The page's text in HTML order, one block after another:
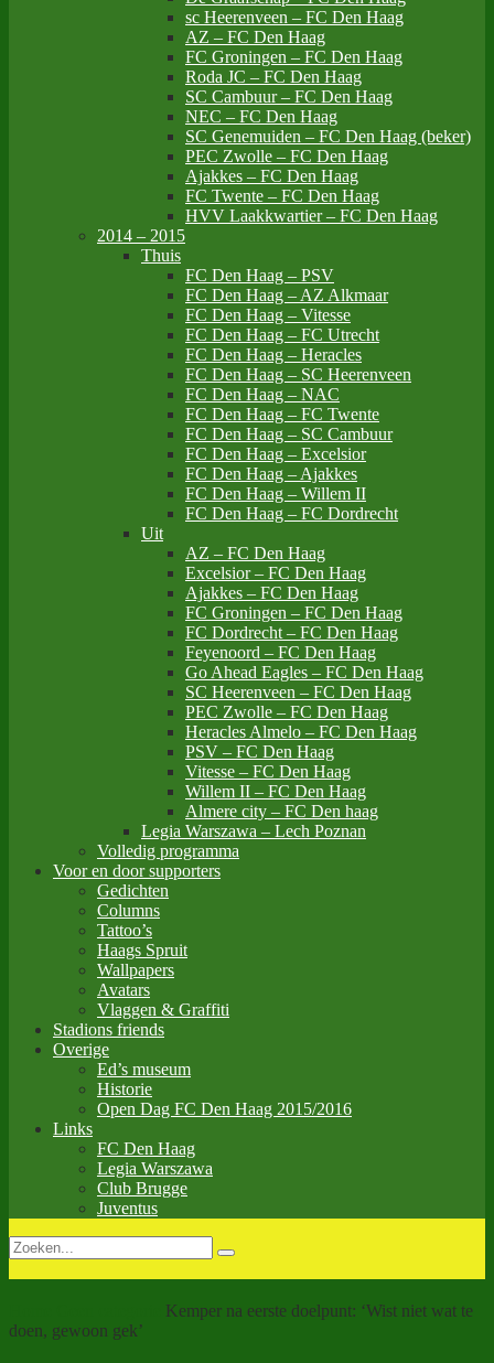
sc Heerenveen – FC Den Haag
AZ – FC Den Haag
FC Groningen – FC Den Haag
Roda JC – FC Den Haag
SC Cambuur – FC Den Haag
NEC – FC Den Haag
SC Genemuiden – FC Den Haag (beker)
PEC Zwolle – FC Den Haag
Ajakkes – FC Den Haag
FC Twente – FC Den Haag
HVV Laakkwartier – FC Den Haag
2014 – 2015
Thuis
FC Den Haag – PSV
FC Den Haag – AZ Alkmaar
FC Den Haag – Vitesse
FC Den Haag – FC Utrecht
FC Den Haag – Heracles
FC Den Haag – SC Heerenveen
FC Den Haag – NAC
FC Den Haag – FC Twente
FC Den Haag – SC Cambuur
FC Den Haag – Excelsior
FC Den Haag – Ajakkes
FC Den Haag – Willem II
FC Den Haag – FC Dordrecht
Uit
AZ – FC Den Haag
Excelsior – FC Den Haag
Ajakkes – FC Den Haag
FC Groningen – FC Den Haag
FC Dordrecht – FC Den Haag
Feyenoord – FC Den Haag
Go Ahead Eagles – FC Den Haag
SC Heerenveen – FC Den Haag
PEC Zwolle – FC Den Haag
Heracles Almelo – FC Den Haag
PSV – FC Den Haag
Vitesse – FC Den Haag
Willem II – FC Den Haag
Almere city – FC Den haag
Legia Warszawa – Lech Poznan
Volledig programma
Voor en door supporters
Gedichten
Columns
Tattoo’s
Haags Spruit
Wallpapers
Avatars
Vlaggen & Graffiti
Stadions friends
Overige
Ed’s museum
Historie
Open Dag FC Den Haag 2015/2016
Links
FC Den Haag
Legia Warszawa
Club Brugge
Juventus
Kemper na eerste doelpunt: ‘Wist niet wat te
doen, gewoon gek’